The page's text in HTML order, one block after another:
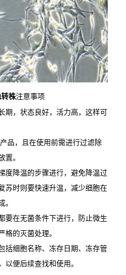
株注意事项
期，状态良好，活力高，这样可
品，且在使用前需进行过滤除
置。
度降温的步骤进行，避免降温过
苏时则要快速升温，减少细胞在
。
要在无菌条件下进行，防止微生
格的灭菌处理。
括细胞名称、冻存日期、冻存管
便后续查找和使用。